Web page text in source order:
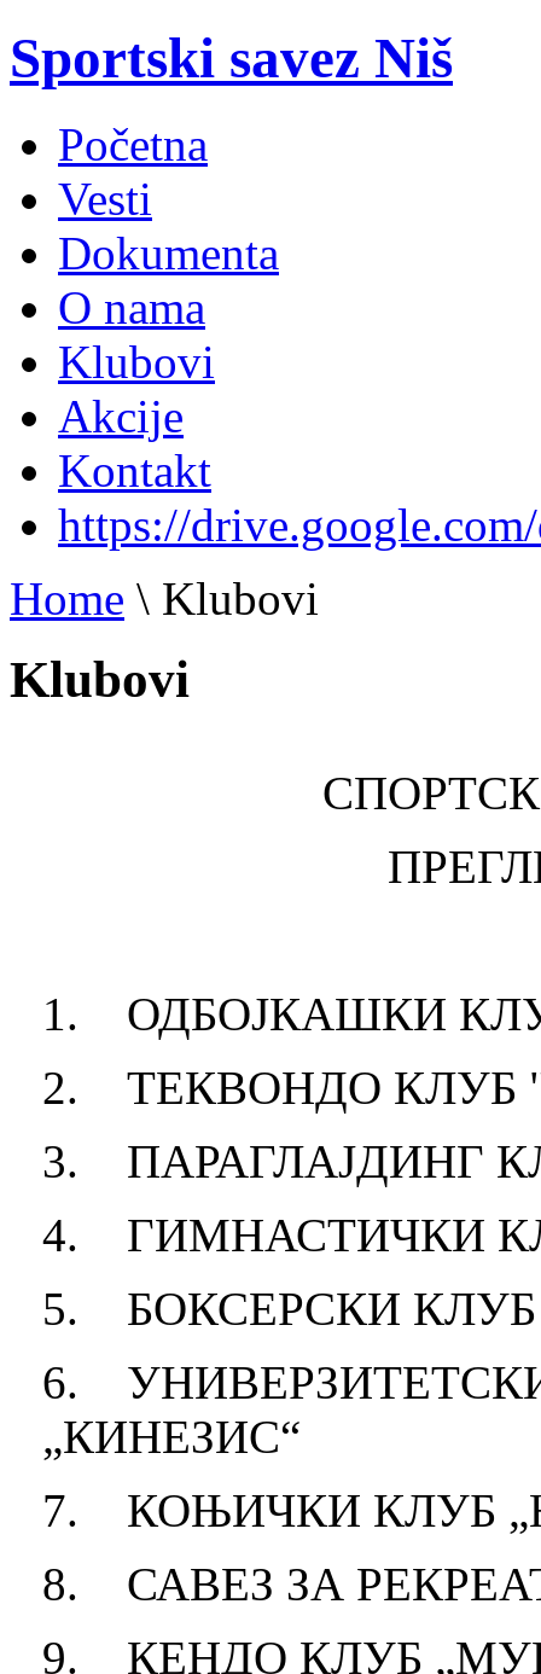
Sportski savez Niš
Početna
Vesti
Dokumenta
O nama
Klubovi
Akcije
Kontakt
https://
Home \ Klubovi
Klubovi
1. ОДБОЈКАШКИ
2. ТЕКВОНДО КЛУБ
3. ПАРАГЛАЈДИНГ
4. ГИМНАСТИЧКИ
5. БОКСЕРСКИ КЛУБ
6.
„КИНЕЗИС“
7. КОЊИЧКИ КЛУБ
8. САВЕЗ ЗА
9. КЕНДО КЛУБ